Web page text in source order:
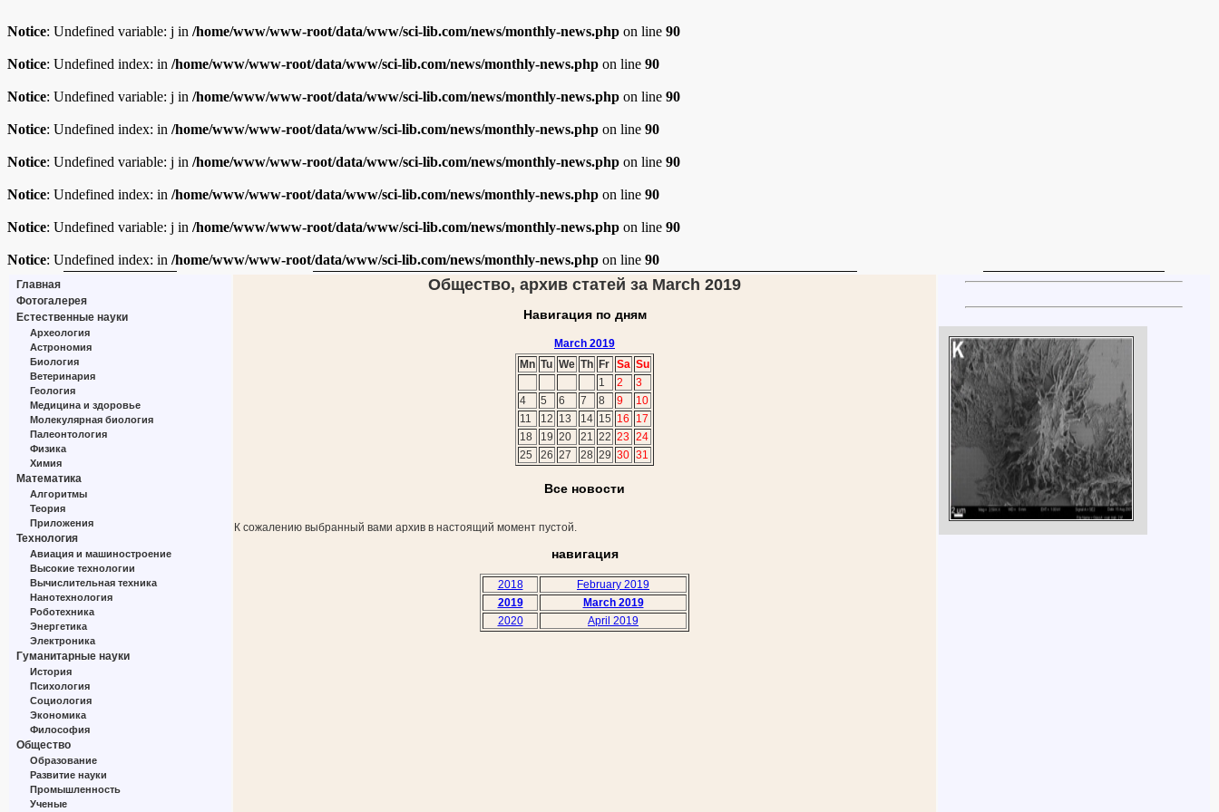
Notice: Undefined variable: j in /home/www/www-root/data/www/sci-lib.com/news/monthly-news.php on line 90
Notice: Undefined index: in /home/www/www-root/data/www/sci-lib.com/news/monthly-news.php on line 90
Notice: Undefined variable: j in /home/www/www-root/data/www/sci-lib.com/news/monthly-news.php on line 90
Notice: Undefined index: in /home/www/www-root/data/www/sci-lib.com/news/monthly-news.php on line 90
Notice: Undefined variable: j in /home/www/www-root/data/www/sci-lib.com/news/monthly-news.php on line 90
Notice: Undefined index: in /home/www/www-root/data/www/sci-lib.com/news/monthly-news.php on line 90
Notice: Undefined variable: j in /home/www/www-root/data/www/sci-lib.com/news/monthly-news.php on line 90
Notice: Undefined index: in /home/www/www-root/data/www/sci-lib.com/news/monthly-news.php on line 90
Главная
Фотогалерея
Естественные науки
Археология
Астрономия
Биология
Ветеринария
Геология
Медицина и здоровье
Молекулярная биология
Палеонтология
Физика
Химия
Математика
Алгоритмы
Теория
Приложения
Технология
Авиация и машиностроение
Высокие технологии
Вычислительная техника
Нанотехнология
Роботехника
Энергетика
Электроника
Гуманитарные науки
История
Психология
Социология
Экономика
Философия
Общество
Образование
Развитие науки
Промышленность
Ученые
Общество, архив статей за March 2019
Навигация по дням
March 2019
Mn Tu We Th Fr Sa Su
1
2
3
4
5 6 7 8 9
10
11
12 13 14 15 16
17
18
19 20 21 22 23 24
25
26 27 28 29 30 31
Все новости
К сожалению выбранный вами архив в настоящий момент пустой.
навигация
2018
February 2019
2019
March 2019
2020
April 2019